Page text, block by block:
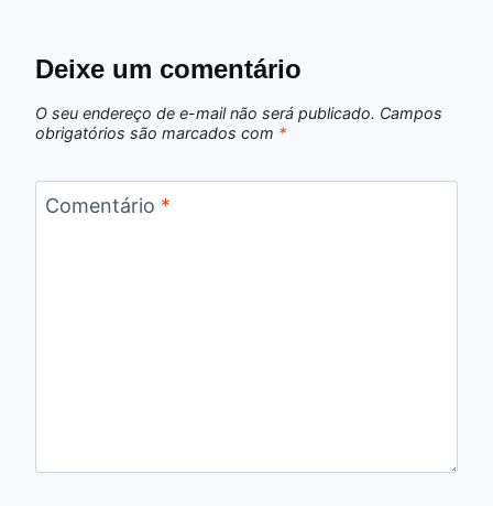
Deixe um comentário
O seu endereço de e-mail não será publicado. Campos
obrigatórios são marcados com *
Comentário *